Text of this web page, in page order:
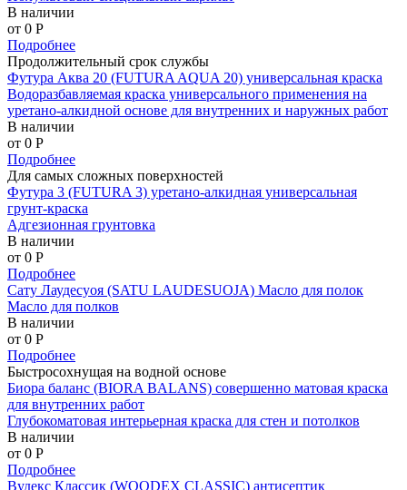
В наличии
от 0 P
Подробнее
Продолжительный срок службы
Футура Аква 20 (FUTURA AQUA 20) универсальная краска
Водоразбавляемая краска универсального применения на
уретано-алкидной основе для внутренних и наружных работ
В наличии
от 0 P
Подробнее
Для самых сложных поверхностей
Футура 3 (FUTURA 3) уретано-алкидная универсальная
грунт-краска
Адгезионная грунтовка
В наличии
от 0 P
Подробнее
Сату Лаудесуоя (SATU LAUDESUOJA) Масло для полок
Масло для полков
В наличии
от 0 P
Подробнее
Быстросохнущая на водной основе
Биора баланс (BIORA BALANS) совершенно матовая краска
для внутренних работ
Глубокоматовая интерьерная краска для стен и потолков
В наличии
от 0 P
Подробнее
Вудекс Классик (WOODEX CLASSIC) антисептик